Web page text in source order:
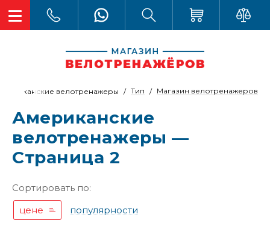
Магазин велотренажеров
Тип
велотренажеры
Американские
велотренажеры —
Страница 2
Сортировать по:
цене
популярности